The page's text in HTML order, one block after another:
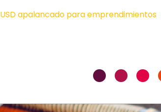
USD apalancado para emprendimientos
•••